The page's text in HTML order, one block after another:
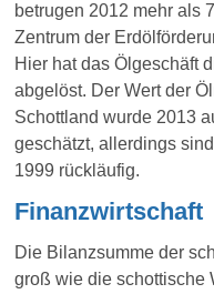
betrugen 2012 mehr als
Zentrum der
Hier hat das Ölgeschäft
abgelöst. Der Wert der
Schottland wurde 2013
geschätzt, allerdings
1999 rückläufig.
Finanzwirtschaft
Die Bilanzsumme der
groß wie die schottische